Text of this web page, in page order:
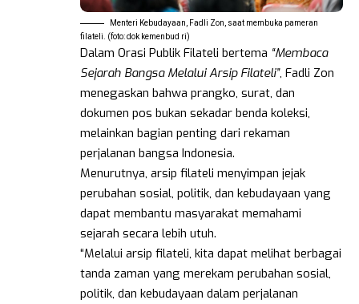
Menteri Kebudayaan, Fadli Zon, saat membuka pameran
filateli. (foto: dok kemenbud ri)
Dalam Orasi Publik Filateli bertema “Membaca
Sejarah Bangsa Melalui Arsip Filateli”, Fadli Zon
menegaskan bahwa prangko, surat, dan
dokumen pos bukan sekadar benda koleksi,
melainkan bagian penting dari rekaman
perjalanan bangsa Indonesia.
Menurutnya, arsip filateli menyimpan jejak
perubahan sosial, politik, dan kebudayaan yang
dapat membantu masyarakat memahami
sejarah secara lebih utuh.
“Melalui arsip filateli, kita dapat melihat berbagai
tanda zaman yang merekam perubahan sosial,
politik, dan kebudayaan dalam perjalanan